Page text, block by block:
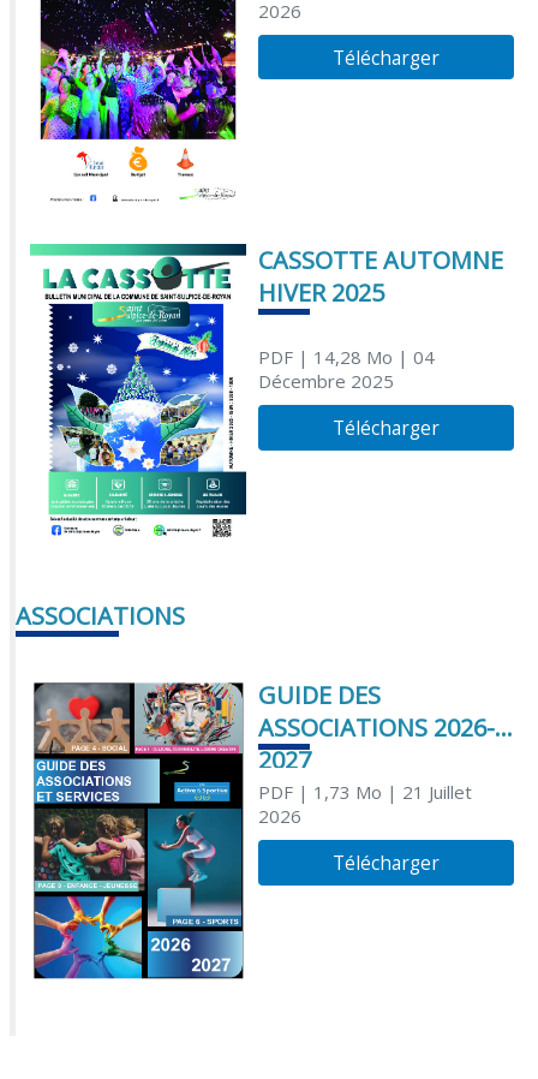
2026
Télécharger
CASSOTTE AUTOMNE
HIVER 2025
PDF| 14,28 Mo | 04
Décembre 2025
Télécharger
ASSOCIATIONS
GUIDE DES
ASSOCIATIONS 2026-
2027
PDF| 1,73 Mo | 21 Juillet
2026
Télécharger